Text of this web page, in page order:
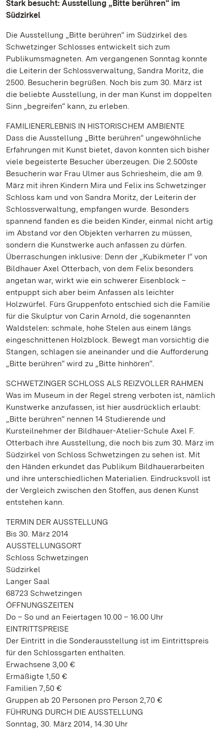
Stark besucht: Ausstellung „Bitte berühren“ im
Südzirkel
Die Ausstellung „Bitte berühren“ im Südzirkel des
Schwetzinger Schlosses entwickelt sich zum
Publikumsmagneten. Am vergangenen Sonntag konnte
die Leiterin der Schlossverwaltung, Sandra Moritz, die
2500. Besucherin begrüßen. Noch bis zum 30. März ist
die beliebte Ausstellung, in der man Kunst im doppelten
Sinn „begreifen“ kann, zu erleben.
FAMILIENERLEBNIS IN HISTORISCHEM AMBIENTE
Dass die Ausstellung „Bitte berühren“ ungewöhnliche
Erfahrungen mit Kunst bietet, davon konnten sich bisher
viele begeisterte Besucher überzeugen. Die 2.500ste
Besucherin war Frau Ulmer aus Schriesheim, die am 9.
März mit ihren Kindern Mira und Felix ins Schwetzinger
Schloss kam und von Sandra Moritz, der Leiterin der
Schlossverwaltung, empfangen wurde. Besonders
spannend fanden es die beiden Kinder, einmal nicht artig
im Abstand vor den Objekten verharren zu müssen,
sondern die Kunstwerke auch anfassen zu dürfen.
Überraschungen inklusive: Denn der „Kubikmeter I“ von
Bildhauer Axel Otterbach, von dem Felix besonders
angetan war, wirkt wie ein schwerer Eisenblock –
entpuppt sich aber beim Anfassen als leichter
Holzwürfel. Fürs Gruppenfoto entschied sich die Familie
für die Skulptur von Carin Arnold, die sogenannten
Waldstelen: schmale, hohe Stelen aus einem längs
eingeschnittenen Holzblock. Bewegt man vorsichtig die
Stangen, schlagen sie aneinander und die Aufforderung
„Bitte berühren“ wird zu „Bitte hinhören“.
SCHWETZINGER SCHLOSS ALS REIZVOLLER RAHMEN
Was im Museum in der Regel streng verboten ist, nämlich
Kunstwerke anzufassen, ist hier ausdrücklich erlaubt:
„Bitte berühren“ nennen 14 Studierende und
Kursteilnehmer der Bildhauer-Atelier-Schule Axel F.
Otterbach ihre Ausstellung, die noch bis zum 30. März im
Südzirkel von Schloss Schwetzingen zu sehen ist. Mit
den Händen erkundet das Publikum Bildhauerarbeiten
und ihre unterschiedlichen Materialien. Eindrucksvoll ist
der Vergleich zwischen den Stoffen, aus denen Kunst
entstehen kann.
TERMIN DER AUSSTELLUNG
Bis 30. März 2014
AUSSTELLUNGSORT
Schloss Schwetzingen
Südzirkel
Langer Saal
68723 Schwetzingen
ÖFFNUNGSZEITEN
Do – So und an Feiertagen 10.00 – 16.00 Uhr
EINTRITTSPREISE
Der Eintritt in die Sonderausstellung ist im Eintrittspreis
für den Schlossgarten enthalten.
Erwachsene 3,00 €
Ermäßigte 1,50 €
Familien 7,50 €
Gruppen ab 20 Personen pro Person 2,70 €
FÜHRUNG DURCH DIE AUSSTELLUNG
Sonntag, 30. März 2014, 14.30 Uhr